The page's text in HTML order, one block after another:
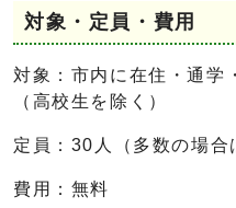
対象・定員・費用
対象：市内に在住・通学
（高校生を除く）
定員：30人（多数の場合
費用：無料